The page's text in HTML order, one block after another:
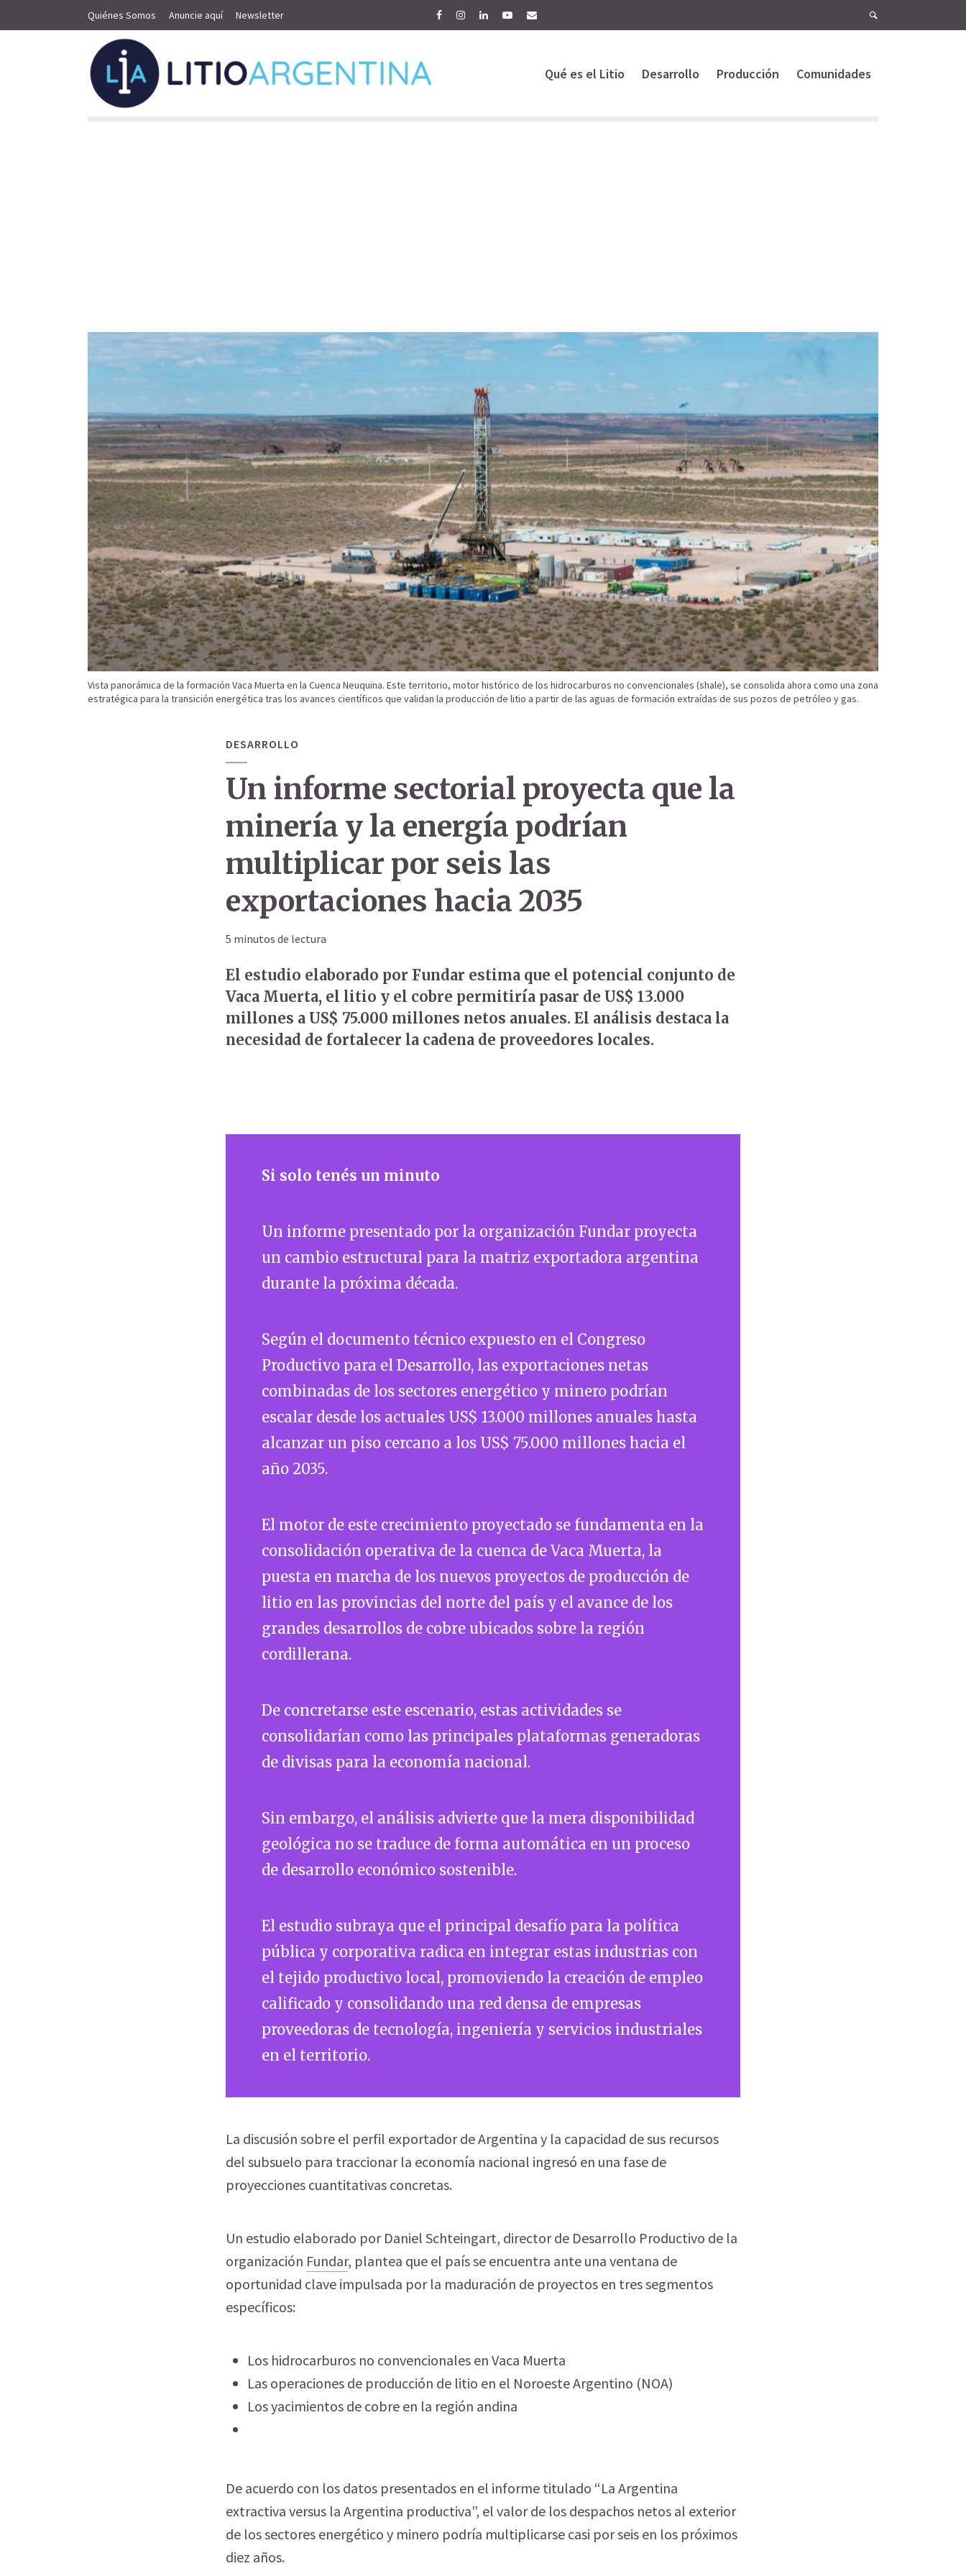
Quiénes Somos Anuncie aquí Newsletter
Qué es el Litio Desarrollo Producción Comunidades
Vista panorámica de la formación Vaca Muerta en la Cuenca Neuquina. Este territorio, motor histórico de los hidrocarburos no convencionales (shale), se consolida ahora como una zona
estratégica para la transición energética tras los avances científicos que validan la producción de litio a partir de las aguas de formación extraídas de sus pozos de petróleo y gas.
DESARROLLO
Un informe sectorial proyecta que la
minería y la energía podrían
multiplicar por seis las
exportaciones hacia 2035
5 minutos de lectura
El estudio elaborado por Fundar estima que el potencial conjunto de
Vaca Muerta, el litio y el cobre permitiría pasar de US$ 13.000
millones a US$ 75.000 millones netos anuales. El análisis destaca la
necesidad de fortalecer la cadena de proveedores locales.
Si solo tenés un minuto
Un informe presentado por la organización Fundar proyecta
un cambio estructural para la matriz exportadora argentina
durante la próxima década.
Según el documento técnico expuesto en el Congreso
Productivo para el Desarrollo, las exportaciones netas
combinadas de los sectores energético y minero podrían
escalar desde los actuales US$ 13.000 millones anuales hasta
alcanzar un piso cercano a los US$ 75.000 millones hacia el
año 2035.
El motor de este crecimiento proyectado se fundamenta en la
consolidación operativa de la cuenca de Vaca Muerta, la
puesta en marcha de los nuevos proyectos de producción de
litio en las provincias del norte del país y el avance de los
grandes desarrollos de cobre ubicados sobre la región
cordillerana.
De concretarse este escenario, estas actividades se
consolidarían como las principales plataformas generadoras
de divisas para la economía nacional.
Sin embargo, el análisis advierte que la mera disponibilidad
geológica no se traduce de forma automática en un proceso
de desarrollo económico sostenible.
El estudio subraya que el principal desafío para la política
pública y corporativa radica en integrar estas industrias con
el tejido productivo local, promoviendo la creación de empleo
calificado y consolidando una red densa de empresas
proveedoras de tecnología, ingeniería y servicios industriales
en el territorio.
La discusión sobre el perfil exportador de Argentina y la capacidad de sus recursos
del subsuelo para traccionar la economía nacional ingresó en una fase de
proyecciones cuantitativas concretas.
Un estudio elaborado por Daniel Schteingart, director de Desarrollo Productivo de la
organización Fundar, plantea que el país se encuentra ante una ventana de
oportunidad clave impulsada por la maduración de proyectos en tres segmentos
específicos:
Los hidrocarburos no convencionales en Vaca Muerta
Las operaciones de producción de litio en el Noroeste Argentino (NOA)
Los yacimientos de cobre en la región andina
De acuerdo con los datos presentados en el informe titulado “La Argentina
extractiva versus la Argentina productiva”, el valor de los despachos netos al exterior
de los sectores energético y minero podría multiplicarse casi por seis en los próximos
diez años.